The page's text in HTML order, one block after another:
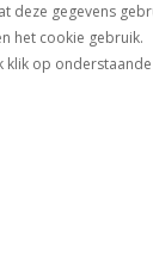
deze gegevens
het cookie gebruik.
klik op